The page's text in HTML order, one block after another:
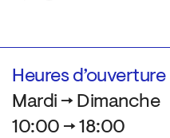
Heures d’ouverture
Mardi → Dimanche
10:00 → 18:00